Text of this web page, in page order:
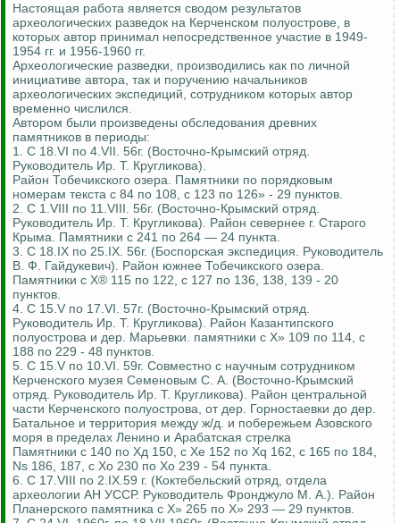
Настоящая работа является сводом результатов
археологических разведок на Керченском полуострове, в
которых автор принимал непосредственное участие в 1949-
1954 гг. и 1956-1960 гг.
Археологические разведки, производились как по личной
инициативе автора, так и поручению начальников
археологических экспедиций, сотрудником которых автор
временно числился.
Автором были произведены обследования древних
памятников в периоды:
1. С 18.VI по 4.VII. 56г. (Восточно-Крымский отряд.
Руководитель Ир. Т. Кругликова).
Район Тобечикского озера. Памятники по порядковым
номерам текста с 84 по 108, с 123 по 126» - 29 пунктов.
2. С 1.VIII по 11.VIII. 56г. (Восточно-Крымский отряд.
Руководитель Ир. Т. Кругликова). Район севернее г. Старого
Крыма. Памятники с 241 по 264 — 24 пункта.
3. С 18.IX по 25.IX. 56г. (Боспорская экспедиция. Руководитель
В. Ф. Гайдукевич). Район южнее Тобечикского озера.
Памятники с Х® 115 по 122, с 127 по 136, 138, 139 - 20
пунктов.
4. С 15.V по 17.VI. 57г. (Восточно-Крымский отряд.
Руководитель Ир. Т. Кругликова). Район Казантипского
полуострова и дер. Марьевки. памятники с Х» 109 по 114, с
188 по 229 - 48 пунктов.
5. С 15.V по 10.VI. 59г. Совместно с научным сотрудником
Керченского музея Семеновым С. А. (Восточно-Крымский
отряд. Руководитель Ир. Т. Кругликова). Район центральной
части Керченского полуострова, от дер. Горностаевки до дер.
Батальное и территория между ж/д. и побережьем Азовского
моря в пределах Ленино и Арабатская стрелка
Памятники с 140 по Хд 150, с Хе 152 по Xq 162, с 165 по 184,
Ns 186, 187, с Хо 230 по Хо 239 - 54 пункта.
6. С 17.VIII по 2.IX.59 г. (Коктебельский отряд, отдела
археологии АН УССР. Руководитель Фронджуло М. А.). Район
Планерского памятника с Х» 265 по Х» 293 — 29 пунктов.